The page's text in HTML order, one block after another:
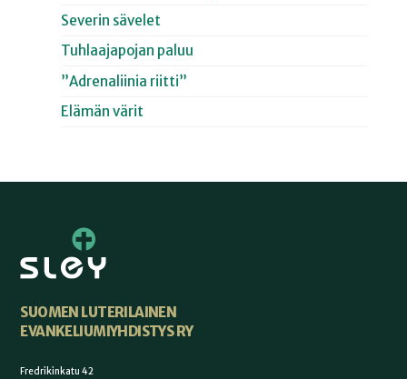
Severin sävelet
Tuhlaajapojan paluu
”Adrenaliinia riitti”
Elämän värit
SUOMEN LUTERILAINEN
EVANKELIUMIYHDISTYS RY
Fredrikinkatu 42